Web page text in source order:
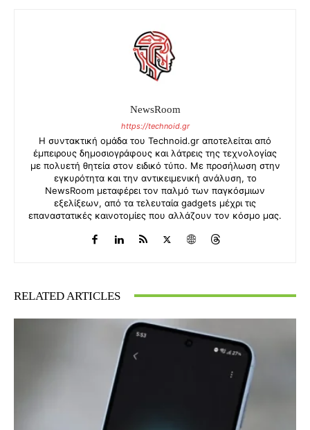
NewsRoom
https://technoid.gr
Η συντακτική ομάδα του Technoid.gr αποτελείται από
έμπειρους δημοσιογράφους και λάτρεις της τεχνολογίας
με πολυετή θητεία στον ειδικό τύπο. Με προσήλωση στην
εγκυρότητα και την αντικειμενική ανάλυση, το
NewsRoom μεταφέρει τον παλμό των παγκόσμιων
εξελίξεων, από τα τελευταία gadgets μέχρι τις
επαναστατικές καινοτομίες που αλλάζουν τον κόσμο μας.
RELATED ARTICLES